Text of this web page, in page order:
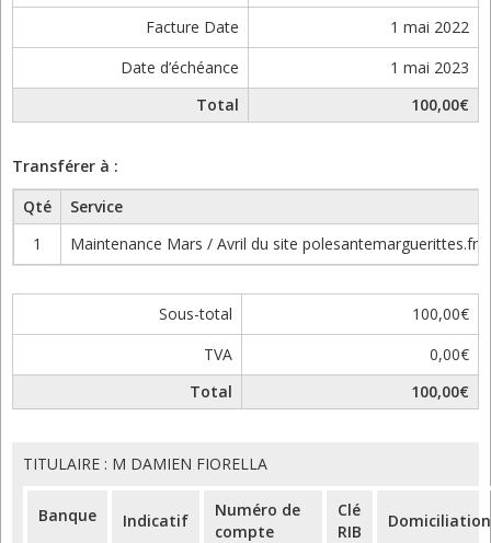
Facture Date
1 mai 2022
Date d’échéance
1 mai 2023
Total
100,00€
Transférer à :
Qté
Service
1
Maintenance Mars / Avril du site polesantemarguerittes.fr
Sous-total
100,00€
TVA
0,00€
Total
100,00€
TITULAIRE : M DAMIEN FIORELLA
Banque Indicatif
Numéro de
compte
Clé
RIB
Domiciliation